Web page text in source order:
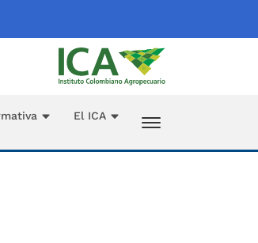
El ICA